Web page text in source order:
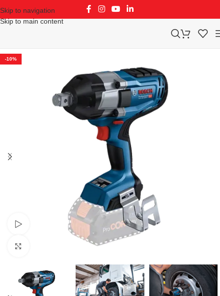
Skip to navigation
Skip to main content
-10%
Pogledaj video
Klikni za uvećavanje